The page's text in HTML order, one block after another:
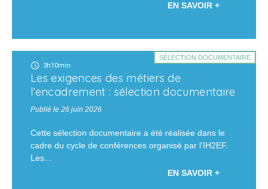
EN SAVOIR +
SÉLECTION DOCUMENTAIRE
3h10min
Les exigences des métiers de
l’encadrement : sélection documentaire
Publié le 26 juin 2026
Cette sélection documentaire a été réalisée dans le
cadre du cycle de conférences organisé par l’IH2EF.
Les...
EN SAVOIR +